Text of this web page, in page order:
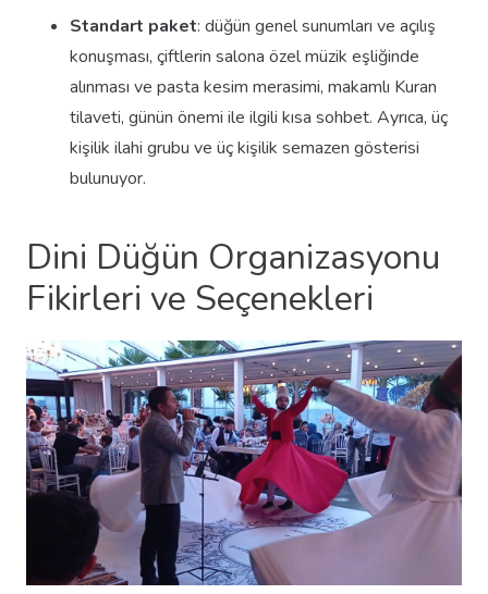
Standart paket: düğün genel sunumları ve açılış
konuşması, çiftlerin salona özel müzik eşliğinde
alınması ve pasta kesim merasimi, makamlı Kuran
tilaveti, günün önemi ile ilgili kısa sohbet. Ayrıca, üç
kişilik ilahi grubu ve üç kişilik semazen gösterisi
bulunuyor.
Dini Düğün Organizasyonu
Fikirleri ve Seçenekleri